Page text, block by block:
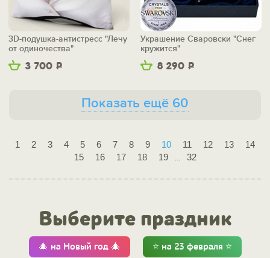
3 700 Р
3D-подушка-антистресс "Лечу
от одиночества"
8 290 Р
Украшение Сваровски "Снег
кружится"
Показать ещё 60
1 2 3 4 5 6 7 8 9 10 11 12 13
14
15
16 17 18 19 ... 32
Выберите праздник
🎄 на Новый год 🎄 ⭐ на 23 февраля ⭐